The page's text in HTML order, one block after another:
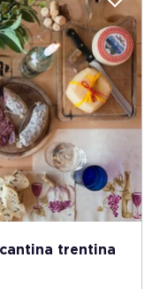
trentina